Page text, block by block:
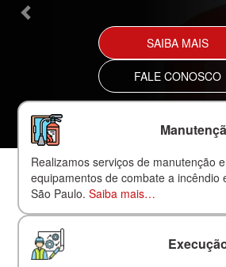
SAIBA MAIS
FALE CONOSCO
Realizamos serviços de manutenção
equipamentos de combate a incêndio
São Paulo.Saiba mais…